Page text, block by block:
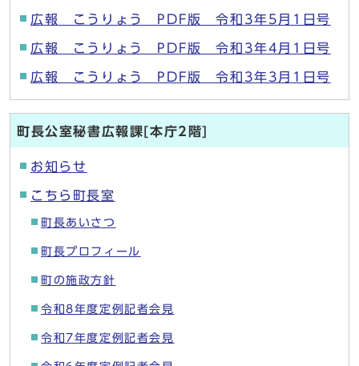
広報 こうりょう PDF版 令和3年5月1日号
広報 こうりょう PDF版 令和3年4月1日号
広報 こうりょう PDF版 令和3年3月1日号
町長公室秘書広報課[本庁2階]
お知らせ
こちら町長室
町長あいさつ
町長プロフィール
町の施政方針
令和8年度定例記者会見
令和7年度定例記者会見